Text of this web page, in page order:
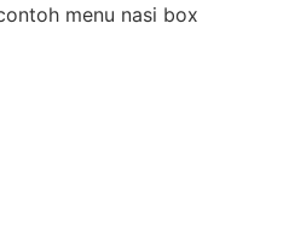
menu nasi box